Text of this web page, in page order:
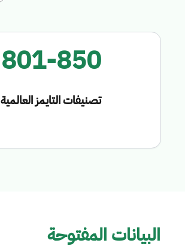
801-850
تصنيفات التايمز العالمية
البيانات المفتوحة